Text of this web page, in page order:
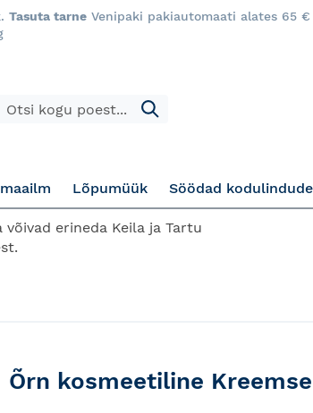
Tasuta tarne Venipaki pakiautomaati alates 65
Otsi
Otsi
Lõpumüük Söödad
erineda Keila ja Tartu
Õrn kosmeetiline